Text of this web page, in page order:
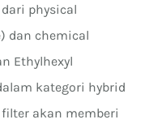
physical
dan chemical
Ethylhexyl
kategori hybrid
filter akan memberi